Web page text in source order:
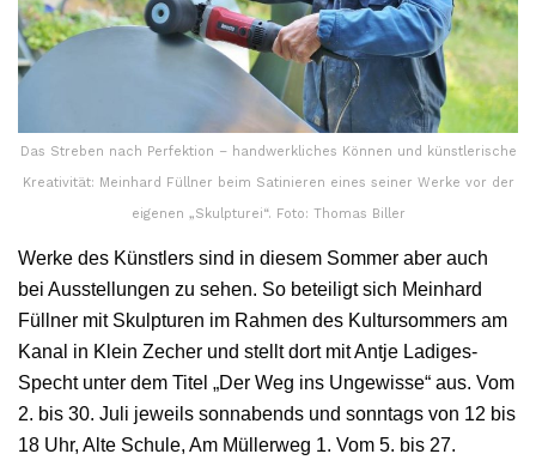
Das Streben nach Perfektion – handwerkliches Können und künstlerische
Kreativität: Meinhard Füllner beim Satinieren eines seiner Werke vor der
eigenen „Skulpturei“. Foto: Thomas Biller
Werke des Künstlers sind in diesem Sommer aber auch
bei Ausstellungen zu sehen. So beteiligt sich Meinhard
Füllner mit Skulpturen im Rahmen des Kultursommers am
Kanal in Klein Zecher und stellt dort mit Antje Ladiges-
Specht unter dem Titel „Der Weg ins Ungewisse“ aus. Vom
2. bis 30. Juli jeweils sonnabends und sonntags von 12 bis
18 Uhr, Alte Schule, Am Müllerweg 1. Vom 5. bis 27.